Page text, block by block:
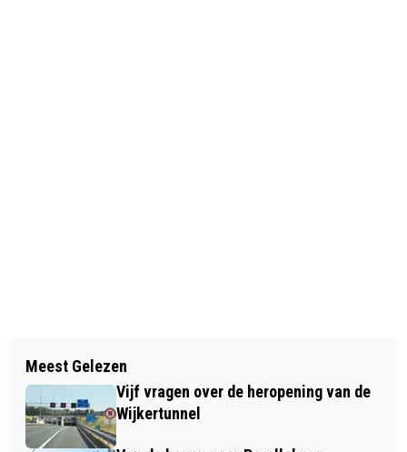
OLGA COMMANDEUR STOPT NA 23
JAAR MET NEDERLAND IN BEWEGING
BOTSING IN VELSEN-NOORD,
BESTUURDER MEEGENOMEN DOOR
POLITIE
Meest Gelezen
Vijf vragen over de heropening van de
Wijkertunnel